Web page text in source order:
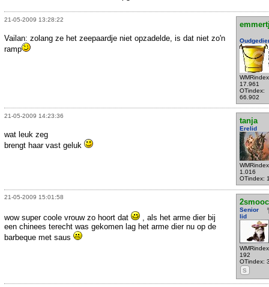
21-05-2009 13:28:22
17.961
OTindex:
66.902
Vailan: zolang ze het zeepaardje niet opzadelde, is dat niet zo'n
ramp
21-05-2009 14:23:36
tanja
Erelid
1.016
OTindex:
wat leuk zeg
brengt haar vast geluk
21-05-2009 15:01:58
Senior
lid
192
OTindex:
S
wow super coole vrouw zo hoort dat
, als het arme dier bij
een chinees terecht was gekomen lag het arme dier nu op de
barbeque met saus